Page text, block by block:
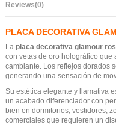
Reviews(0)
PLACA DECORATIVA
La placa decorativa glamour
con vetas de oro holográfico que
cambiante. Los reflejos dorados
generando una sensación de
Su estética elegante y llamativa
un acabado diferenciador con
bien en dormitorios, vestidores,
comerciales que requieren un